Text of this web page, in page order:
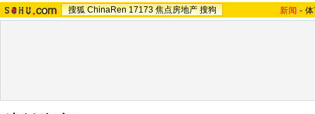
搜狐 ChinaRen 17173 焦点房地产 搜狗 新闻 -